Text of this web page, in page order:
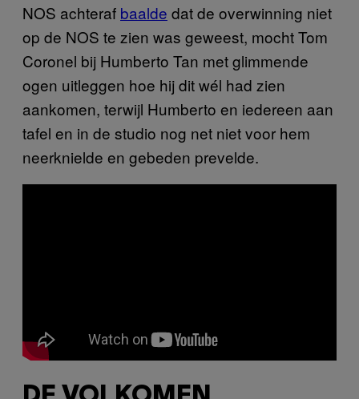
NOS achteraf baalde dat de overwinning niet
op de NOS te zien was geweest, mocht Tom
Coronel bij Humberto Tan met glimmende
ogen uitleggen hoe hij dit wél had zien
aankomen, terwijl Humberto en iedereen aan
tafel en in de studio nog net niet voor hem
neerknielde en gebeden prevelde.